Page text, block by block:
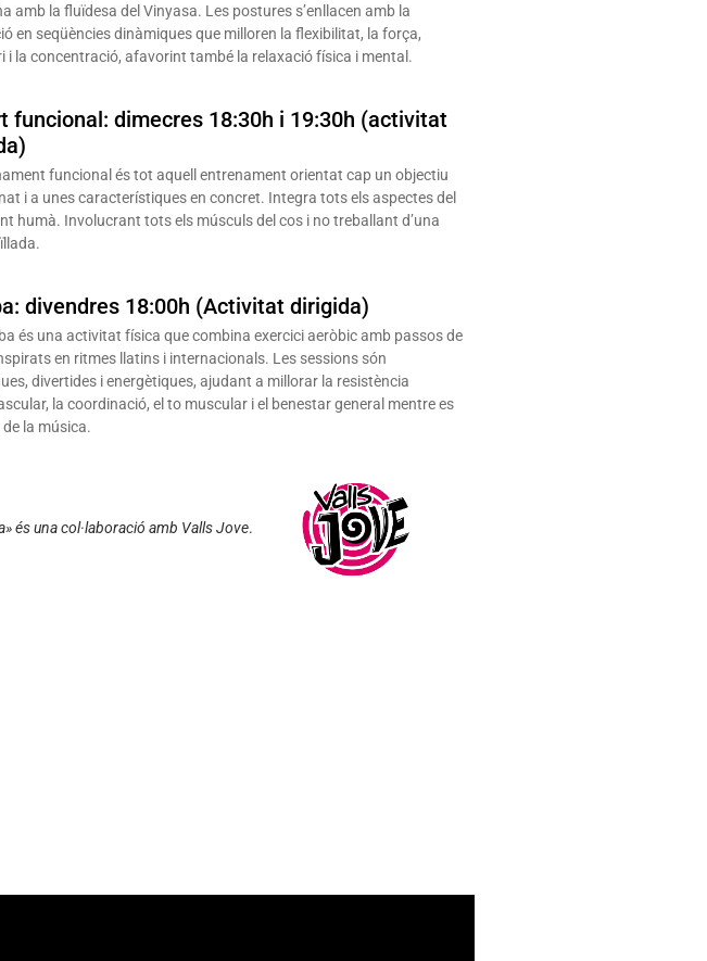
amb la fluïdesa del Vinyasa. Les postures s’enllacen amb la
en seqüències dinàmiques que milloren la flexibilitat, la força,
i la concentració, afavorint també la relaxació física i mental.
funcional: dimecres 18:30h i 19:30h (activitat
funcional és tot aquell entrenament orientat cap un objectiu
i a unes característiques en concret. Integra tots els aspectes del
humà. Involucrant tots els músculs del cos i no treballant d’una
divendres 18:00h (Activitat dirigida)
és una activitat física que combina exercici aeròbic amb passos de
en ritmes llatins i internacionals. Les sessions són
divertides i energètiques, ajudant a millorar la resistència
la coordinació, el to muscular i el benestar general mentre es
la música.
és una col·laboració amb Valls Jove.